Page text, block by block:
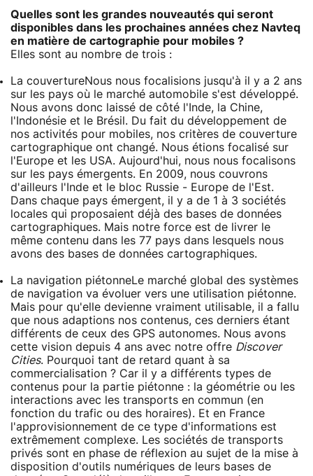
Quelles sont les grandes nouveautés qui seront
disponibles dans les prochaines années chez Navteq
en matière de cartographie pour mobiles ?
Elles sont au nombre de trois :
La couvertureNous nous focalisions jusqu'à il y a 2 ans
sur les pays où le marché automobile s'est développé.
Nous avons donc laissé de côté l'Inde, la Chine,
l'Indonésie et le Brésil. Du fait du développement de
nos activités pour mobiles, nos critères de couverture
cartographique ont changé. Nous étions focalisé sur
l'Europe et les USA. Aujourd'hui, nous nous focalisons
sur les pays émergents. En 2009, nous couvrons
d'ailleurs l'Inde et le bloc Russie - Europe de l'Est.
Dans chaque pays émergent, il y a de 1 à 3 sociétés
locales qui proposaient déjà des bases de données
cartographiques. Mais notre force est de livrer le
même contenu dans les 77 pays dans lesquels nous
avons des bases de données cartographiques.
La navigation piétonneLe marché global des systèmes
de navigation va évoluer vers une utilisation piétonne.
Mais pour qu'elle devienne vraiment utilisable, il a fallu
que nous adaptions nos contenus, ces derniers étant
différents de ceux des GPS autonomes. Nous avons
cette vision depuis 4 ans avec notre offre Discover
Cities. Pourquoi tant de retard quant à sa
commercialisation ? Car il y a différents types de
contenus pour la partie piétonne : la géométrie ou les
interactions avec les transports en commun (en
fonction du trafic ou des horaires). Et en France
l'approvisionnement de ce type d'informations est
extrêmement complexe. Les sociétés de transports
privés sont en phase de réflexion au sujet de la mise à
disposition d'outils numériques de leurs bases de